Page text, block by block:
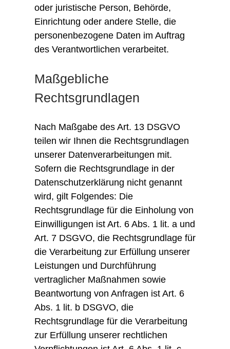
oder juristische Person, Behörde,
Einrichtung oder andere Stelle, die
personenbezogene Daten im Auftrag
des Verantwortlichen verarbeitet.
Maßgebliche
Rechtsgrundlagen
Nach Maßgabe des Art. 13 DSGVO
teilen wir Ihnen die Rechtsgrundlagen
unserer Datenverarbeitungen mit.
Sofern die Rechtsgrundlage in der
Datenschutzerklärung nicht genannt
wird, gilt Folgendes: Die
Rechtsgrundlage für die Einholung von
Einwilligungen ist Art. 6 Abs. 1 lit. a und
Art. 7 DSGVO, die Rechtsgrundlage für
die Verarbeitung zur Erfüllung unserer
Leistungen und Durchführung
vertraglicher Maßnahmen sowie
Beantwortung von Anfragen ist Art. 6
Abs. 1 lit. b DSGVO, die
Rechtsgrundlage für die Verarbeitung
zur Erfüllung unserer rechtlichen